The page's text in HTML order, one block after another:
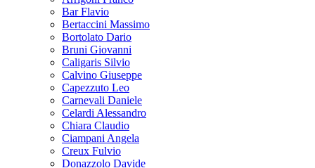
Bar Flavio
Bertaccini Massimo
Bortolato Dario
Bruni Giovanni
Caligaris Silvio
Calvino Giuseppe
Capezzuto Leo
Carnevali Daniele
Celardi Alessandro
Chiara Claudio
Ciampani Angela
Creux Fulvio
Donazzolo Davide